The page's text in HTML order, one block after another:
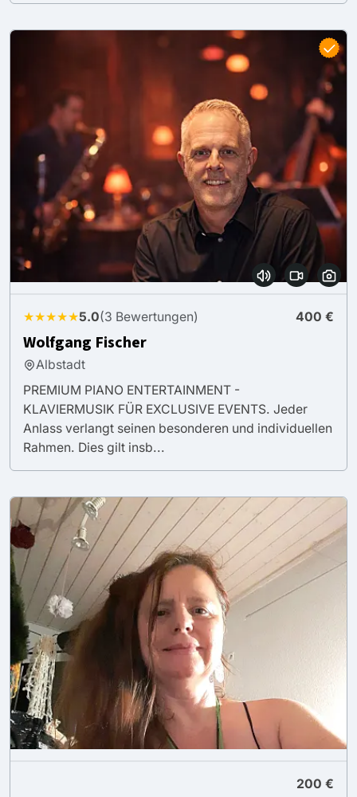
★★★★★5.0(3 Bewertungen) 400 €
Wolfgang Fischer
Albstadt
PREMIUM PIANO ENTERTAINMENT -
KLAVIERMUSIK FÜR EXCLUSIVE EVENTS. Jeder
Anlass verlangt seinen besonderen und individuellen
Rahmen. Dies gilt insb...
200 €